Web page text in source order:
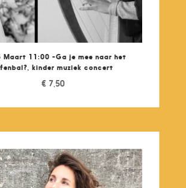
Maart 11:00 -Ga je mee naar het
kinder muziek concert
€ 7,50